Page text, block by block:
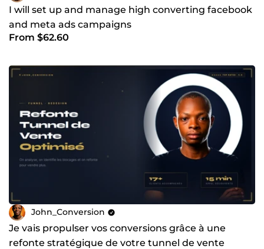
I will set up and manage high converting facebook
and meta ads campaigns
From $62.60
John_Conversion
Je vais propulser vos conversions grâce à une
refonte stratégique de votre tunnel de vente